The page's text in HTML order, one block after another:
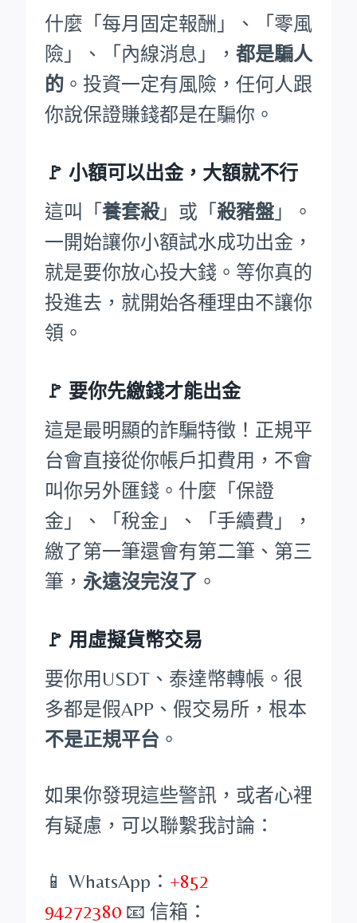
什麼「每月固定報酬」、「零風
險」、「內線消息」， 都是騙人
的 。投資一定有風險，任何人跟
你說保證賺錢都是在騙你。
🚩 小額可以出金，大額就不行
這叫「 養套殺」或「 殺豬盤 」。
一開始讓你小額試水成功出金，
就是要你放心投大錢。等你真的
投進去，就開始各種理由不讓你
領。
🚩 要你先繳錢才能出金
這是最明顯的詐騙特徵！正規平
台會直接從你帳戶扣費用，不會
叫你另外匯錢。什麼「保證
金」、「稅金」、「手續費」，
繳了第一筆還會有第二筆、第三
筆， 永遠沒完沒了 。
🚩 用虛擬貨幣交易
要你用USDT、泰達幣轉帳。很
多都是假APP、假交易所，根本
不是正規平台 。
如果你發現這些警訊，或者心裡
有疑慮，可以聯繫我討論：
📱 WhatsApp： +852
94272380 📧 信箱：